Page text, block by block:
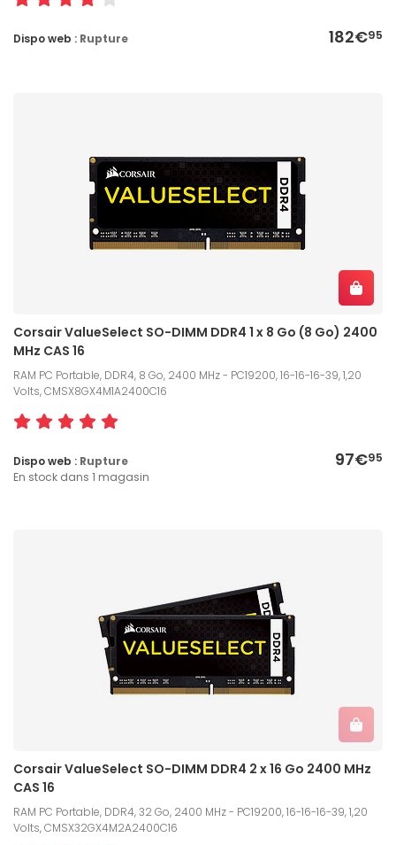
182€95
Dispo web : Rupture
Corsair ValueSelect SO-DIMM DDR4 1 x 8 Go (8 Go) 2400
MHz CAS 16
RAM PC Portable, DDR4, 8 Go, 2400 MHz - PC19200, 16-16-16-39, 1,20
Volts, CMSX8GX4M1A2400C16
97€95
Dispo web : Rupture
En stock dans 1 magasin
Corsair ValueSelect SO-DIMM DDR4 2 x 16 Go 2400 MHz
CAS 16
RAM PC Portable, DDR4, 32 Go, 2400 MHz - PC19200, 16-16-16-39, 1,20
Volts, CMSX32GX4M2A2400C16